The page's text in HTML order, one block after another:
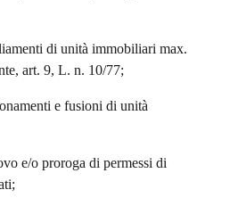
di unità immobiliari max.
art. 9, L. n. 10/77;
e fusioni di unità
e/o proroga di permessi di